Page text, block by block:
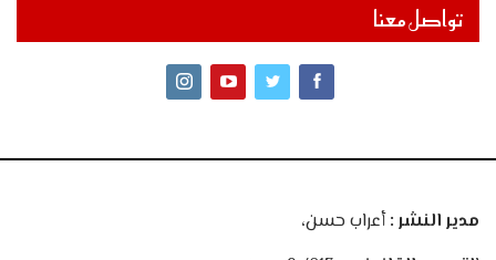
تواصل معنا
مدير النشر :أعراب حسن،